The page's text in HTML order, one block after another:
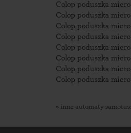
Colop poduszka
Colop poduszka
Colop poduszka
Colop poduszka
Colop poduszka
Colop poduszka
Colop poduszka
Colop poduszka
« inne automaty